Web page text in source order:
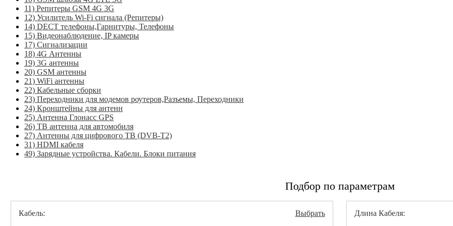
11) Репитеры GSM 4G 3G
12) Усилитель Wi-Fi сигнала (Репитеры)
14) DECT телефоны,Гарнитуры, Телефоны
15) Видеонаблюдение, IP камеры
17) Сигнализации
18) 4G Антенны
19) 3G антенны
20) GSM антенны
21) WiFi антенны
22) Кабельные сборки
23) Переходники для модемов роутеров,Разъемы, Переходники
24) Кронштейны для антенн
25) Антенна Глонасс GPS
26) ТВ антенна для автомобиля
27) Антенны для цифрового ТВ (DVB-T2)
31) HDMI кабеля
49) Зарядные устройства. Кабели. Блоки питания
Подбор по параметрам
Кабель: Выбрать Длина Кабеля: